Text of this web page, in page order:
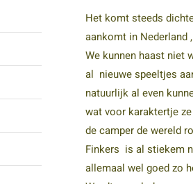
Het komt steeds
aankomt in Nederland
We kunnen haast niet
al nieuwe speeltjes
natuurlijk al even
wat voor karaktertje
de camper de wereld
Finkers is al stiekem
allemaal wel goed zo